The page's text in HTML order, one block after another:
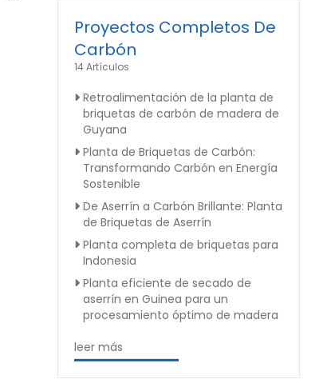
Proyectos Completos De
Carbón
14 Artículos
Retroalimentación de la planta de
briquetas de carbón de madera de
Guyana
Planta de Briquetas de Carbón:
Transformando Carbón en Energía
Sostenible
De Aserrín a Carbón Brillante: Planta
de Briquetas de Aserrín
Planta completa de briquetas para
Indonesia
Planta eficiente de secado de
aserrín en Guinea para un
procesamiento óptimo de madera
leer más